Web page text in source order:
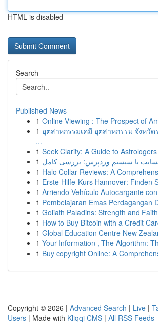
HTML is disabled
Search
Published News
1 Online Viewing : The Prospect of
1 อุตสาหกรรมเคมี อุตสาหกรรม จังหวัด
...
1 Seek Clarity: A Guide to
1 با سیستم وردپرس: بررسی کامل
1 Halo Collar Reviews: A
1 Erste-Hilfe-Kurs Hannover: Finden
1 Arriendo Vehículo Autocargante
1 Pembelajaran Emas Perdagangan
1 Goliath Paladins: Strength and
1 How to Buy Bitcoin with a Credit
1 Global Education Centre New
1 Your Information , The Algorithm:
1 Buy copyright Online: A
Copyright © 2026 | Advanced Search | Live |
Users | Made with Kliqqi CMS | All RSS Feeds